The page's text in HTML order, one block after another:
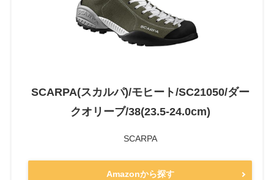
SCARPA(スカルパ)/モヒート/SC21050/ダー
クオリーブ/38(23.5-24.0cm)
SCARPA
Amazonから探す